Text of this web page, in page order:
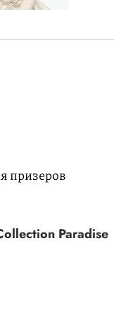
призеров
Paradise